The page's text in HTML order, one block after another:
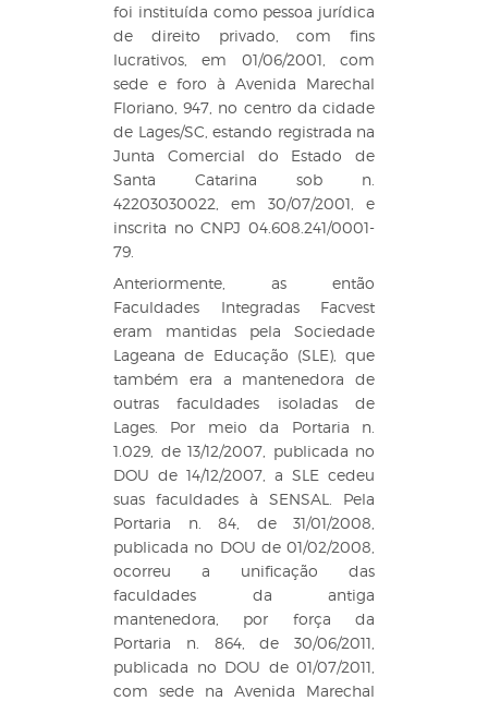
foi instituída como pessoa jurídica
de direito privado, com fins
lucrativos, em 01/06/2001, com
sede e foro à Avenida Marechal
Floriano, 947, no centro da cidade
de Lages/SC, estando registrada na
Junta Comercial do Estado de
Santa Catarina sob n.
42203030022, em 30/07/2001, e
inscrita no CNPJ 04.608.241/0001-
79.
Anteriormente, as então
Faculdades Integradas Facvest
eram mantidas pela Sociedade
Lageana de Educação (SLE), que
também era a mantenedora de
outras faculdades isoladas de
Lages. Por meio da Portaria n.
1.029, de 13/12/2007, publicada no
DOU de 14/12/2007, a SLE cedeu
suas faculdades à SENSAL. Pela
Portaria n. 84, de 31/01/2008,
publicada no DOU de 01/02/2008,
ocorreu a unificação das
faculdades da antiga
mantenedora, por força da
Portaria n. 864, de 30/06/2011,
publicada no DOU de 01/07/2011,
com sede na Avenida Marechal